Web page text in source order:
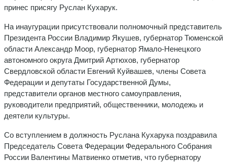
принес присягу Руслан Кухарук.
На инаугурации присутствовали полномочный представитель
Президента России Владимир Якушев, губернатор Тюменской
области Александр Моор, губернатор Ямало-Ненецкого
автономного округа Дмитрий Артюхов, губернатор
Свердловской области Евгений Куйвашев, члены Совета
Федерации и депутаты Государственной Думы,
представители органов местного самоуправления,
руководители предприятий, общественники, молодежь и
деятели культуры.
Со вступлением в должность Руслана Кухарука поздравила
Председатель Совета Федерации Федерального Собрания
России Валентины Матвиенко отметив, что губернатору